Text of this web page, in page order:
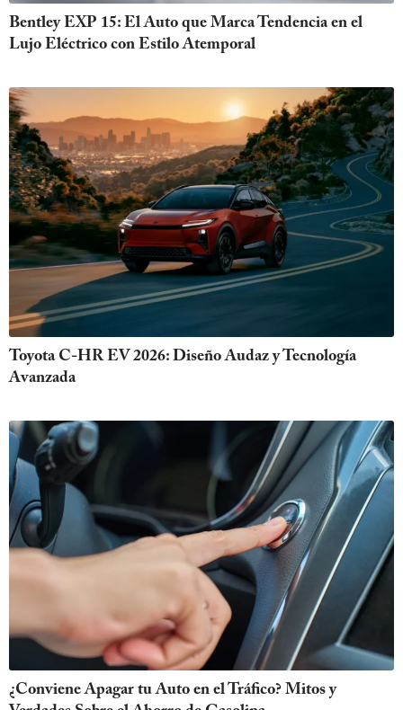
Bentley EXP 15: El Auto que Marca Tendencia en el
Lujo Eléctrico con Estilo Atemporal
Toyota C-HR EV 2026: Diseño Audaz y Tecnología
Avanzada
¿Conviene Apagar tu Auto en el Tráfico? Mitos y